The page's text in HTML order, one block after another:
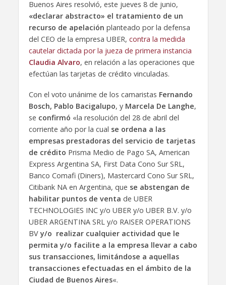
Buenos Aires resolvió, este jueves 8 de junio,
«declarar abstracto» el tratamiento de un
recurso de apelación planteado por la defensa
del CEO de la empresa UBER, contra la medida
cautelar dictada por la jueza de primera instancia
Claudia Alvaro, en relación a las operaciones que
efectúan las tarjetas de crédito vinculadas.
Con el voto unánime de los camaristas Fernando
Bosch, Pablo Bacigalupo, yMarcela De Langhe,
se confirmó «la resolución del 28 de abril del
corriente año por la cual se ordena a las
empresas prestadoras del servicio de tarjetas
de crédito Prisma Medio de Pago SA, American
Express Argentina SA, First Data Cono Sur SRL,
Banco Comafi (Diners), Mastercard Cono Sur SRL,
Citibank NA en Argentina, que se abstengan de
habilitar puntos de venta de UBER
TECHNOLOGIES INC y/o UBER y/o UBER B.V. y/o
UBER ARGENTINA SRL y/o RAISER OPERATIONS
BV y/o realizar cualquier actividad que le
permita y/o facilite a la empresa llevar a cabo
sus transacciones, limitándose a aquellas
transacciones efectuadas en el ámbito de la
Ciudad de Buenos Aires«.